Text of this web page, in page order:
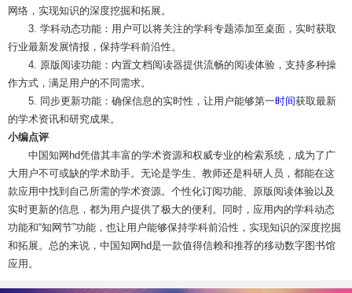
网络，实现知识的深度挖掘和拓展。
3. 学科动态功能：用户可以将关注的学科专题添加至桌面，实时获取
行业最新发展情报，保持学科前沿性。
4. 原版阅读功能：内置文档阅读器提供流畅的阅读体验，支持多种操
作方式，满足用户的不同需求。
5. 同步更新功能：确保信息的实时性，让用户能够第一时间获取最新
的学术资讯和研究成果。
小编点评
中国知网hd凭借其丰富的学术资源和权威专业的检索系统，成为了广
大用户不可或缺的学术助手。无论是学生、教师还是科研人员，都能在这
款应用中找到自己所需的学术资源。个性化订阅功能、原版阅读体验以及
实时更新的信息，都为用户提供了极大的便利。同时，应用内的学科动态
功能和“知网节”功能，也让用户能够保持学科前沿性，实现知识的深度挖掘
和拓展。总的来说，中国知网hd是一款值得信赖和推荐的移动数字图书馆
应用。